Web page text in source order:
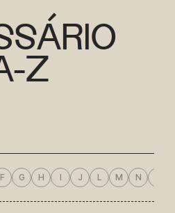
Z
F G H I J L M N